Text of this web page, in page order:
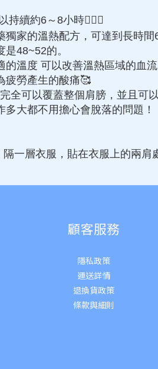
持續約6～8小時💆🏻‍♀️
獨家的溫熱配方，可達到長時間
48~52的。
的溫度 可以改善溫熱區域的血
疲勞產生的酸痛🥰
全可以覆蓋整個肩膀，並且可
多大都不用擔心會脫落的問題！
一層衣服，貼在衣服上的兩肩
顧客服務
隱私政策
運送詳情
退換貨政策
條款與細則